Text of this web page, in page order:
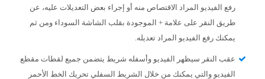
رفع الفيديو المراد الاقتصاص منه أو إجراء بعض التعديلات عليه، عن
طريق النقر على علامة + الموجودة بقلب الشاشة السوداء ومن ثم
يمكنك رفع الفيديو المراد تعديله.
عقب النقر سيظهر الفيديو وأسفله شريط يتضمن جميع لقطات مقطع
الفيديو والتي يمكنك من خلال الشريط السفلي تحريك الخط الأحمر